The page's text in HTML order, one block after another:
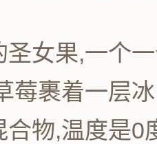
圣女果,一个
莓裹着一层
合物,温度是0